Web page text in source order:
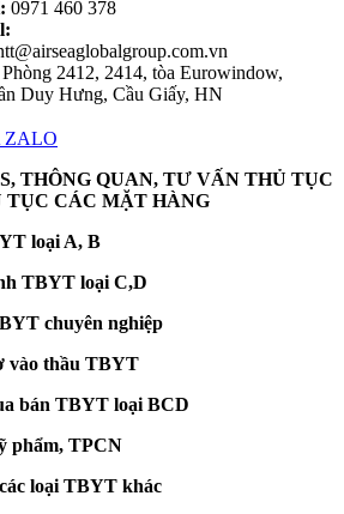
0971 460 378
Phòng 2412, 2414, tòa Eurowindow,
Duy Hưng, Cầu Giấy, HN
ZALO
THÔNG QUAN, TƯ VẤN THỦ TỤC
TỤC CÁC MẶT HÀNG
loại A, B
TBYT loại C,D
chuyên nghiệp
vào thầu TBYT
bán TBYT loại BCD
phẩm, TPCN
loại TBYT khác